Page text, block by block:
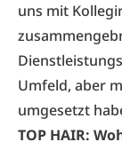
uns mit
Umfeld, aber
umgesetzt
TOP HAIR: